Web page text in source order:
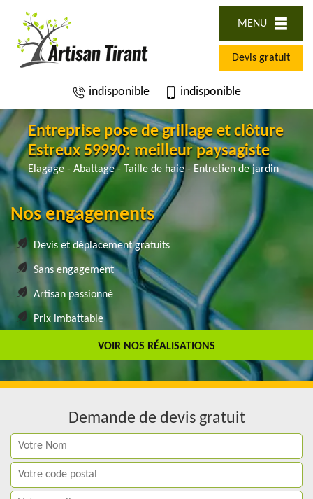
MENU
Devis gratuit
indisponible indisponible
Entreprise pose de grillage et clôture
Estreux 59990: meilleur paysagiste
Elagage - Abattage - Taille de haie - Entretien de jardin
VOIR NOS RÉALISATIONS
Nos engagements
Devis et déplacement gratuits
Sans engagement
Artisan passionné
Prix imbattable
Travail de qualité
Demande de devis gratuit